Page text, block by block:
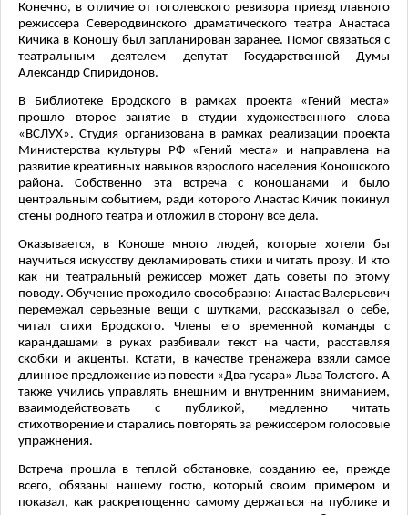
Конечно, в отличие от гоголевского ревизора приезд главного
режиссера Северодвинского драматического театра Анастаса
Кичика в Коношу был запланирован заранее. Помог связаться с
театральным деятелем депутат Государственной Думы
Александр Спиридонов.
В Библиотеке Бродского в рамках проекта «Гений места»
прошло второе занятие в студии художественного слова
«ВСЛУХ». Студия организована в рамках реализации проекта
Министерства культуры РФ «Гений места» и направлена на
развитие креативных навыков взрослого населения Коношского
района. Собственно эта встреча с коношанами и было
центральным событием, ради которого Анастас Кичик покинул
стены родного театра и отложил в сторону все дела.
Оказывается, в Коноше много людей, которые хотели бы
научиться искусству декламировать стихи и читать прозу. И кто
как ни театральный режиссер может дать советы по этому
поводу. Обучение проходило своеобразно: Анастас Валерьевич
перемежал серьезные вещи с шутками, рассказывал о себе,
читал стихи Бродского. Члены его временной команды с
карандашами в руках разбивали текст на части, расставляя
скобки и акценты. Кстати, в качестве тренажера взяли самое
длинное предложение из повести «Два гусара» Льва Толстого. А
также учились управлять внешним и внутренним вниманием,
взаимодействовать с публикой, медленно читать
стихотворение и старались повторять за режиссером голосовые
упражнения.
Встреча прошла в теплой обстановке, созданию ее, прежде
всего, обязаны нашему гостю, который своим примером и
показал, как раскрепощенно самому держаться на публике и